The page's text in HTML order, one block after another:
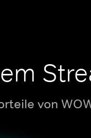
von